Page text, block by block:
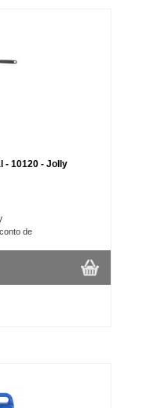
- 10120 - Jolly
de